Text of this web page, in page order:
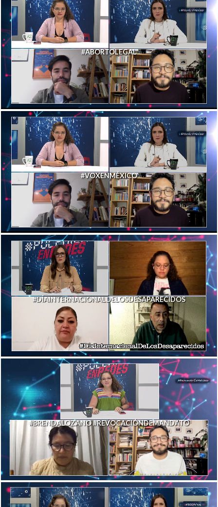
#ABORTOLEGAL
#VOXENMÉXICO
#DÍAINTERNACIONALDELOSDESAPARECIDOS
#BRENDALOZANO #REVOCACIÓNDEMANDATO